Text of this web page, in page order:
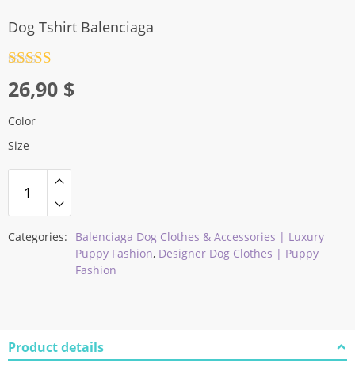
Dog Tshirt Balenciaga
out of 5
26,90 $
Color
Size
Categories:
Balenciaga Dog Clothes & Accessories | Luxury
Puppy Fashion, Designer Dog Clothes | Puppy
Fashion
Product details